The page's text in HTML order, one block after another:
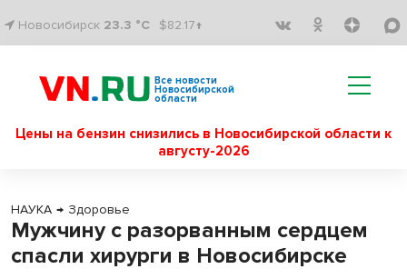
Новосибирск 23.3 °C $82.17↑
Все новости
Новосибирской
области
Цены на бензин снизились в Новосибирской области к
августу-2026
НАУКА → Здоровье
Мужчину с разорванным сердцем
спасли хирурги в Новосибирске